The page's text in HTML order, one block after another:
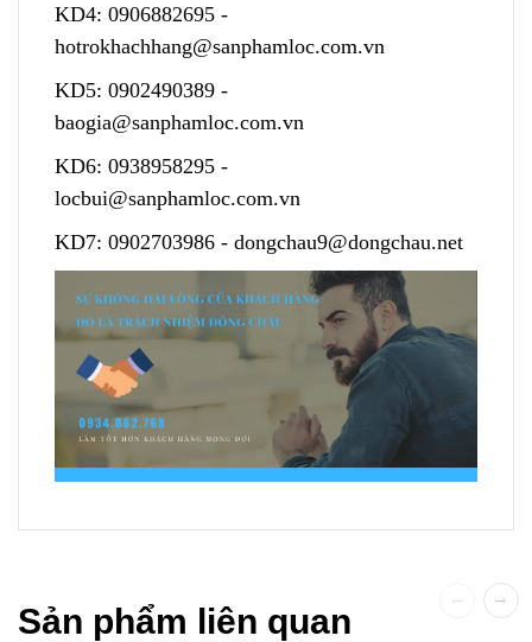
KD4: 0906882695 -
hotrokhachhang@sanphamloc.com.vn
KD5: 0902490389 -
baogia@sanphamloc.com.vn
KD6: 0938958295 -
locbui@sanphamloc.com.vn
KD7: 0902703986 - dongchau9@dongchau.net
Sản phẩm liên quan